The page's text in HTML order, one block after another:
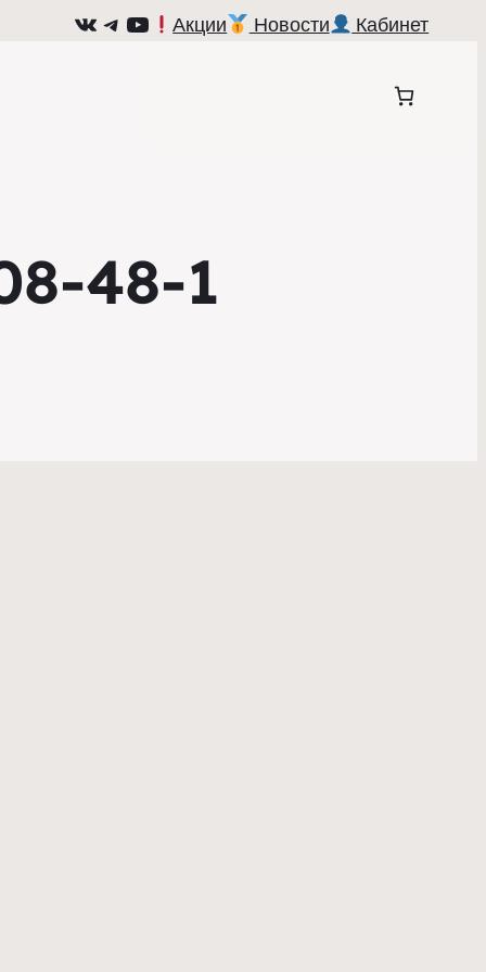
ВКонтакте
Telegram
YouTube
Акции Новости Кабинет
48-1